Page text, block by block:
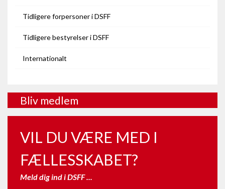
Tidligere forpersoner i DSFF
Tidligere bestyrelser i DSFF
Internationalt
Bliv medlem
VIL DU VÆRE MED I
FÆLLESSKABET?
Meld dig ind i DSFF ...